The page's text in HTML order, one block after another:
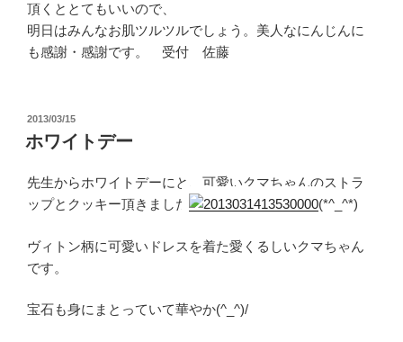
頂くととてもいいので、
明日はみんなお肌ツルツルでしょう。美人なにんじんに
も感謝・感謝です。 受付 佐藤
投
稿
日:
2013/03/15
ホワイトデー
先生からホワイトデーにと、可愛いクマちゃんのストラ
ップとクッキー頂きました
(*^_^*)
ヴィトン柄に可愛いドレスを着た愛くるしいクマちゃん
です。
宝石も身にまとっていて華やか(^_^)/